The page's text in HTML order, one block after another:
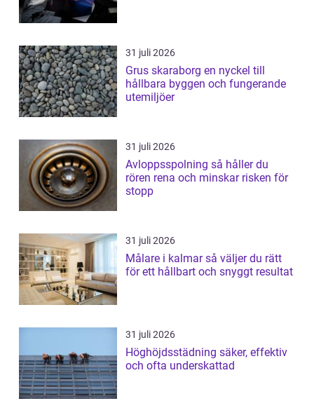
31 juli 2026
Grus skaraborg en nyckel till
hållbara byggen och fungerande
utemiljöer
31 juli 2026
Avloppsspolning så håller du
rören rena och minskar risken för
stopp
31 juli 2026
Målare i kalmar så väljer du rätt
för ett hållbart och snyggt resultat
31 juli 2026
Höghöjdsstädning säker, effektiv
och ofta underskattad